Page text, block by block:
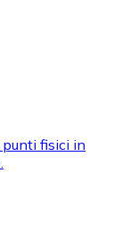
fisici in